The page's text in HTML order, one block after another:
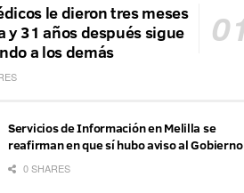
le dieron tres meses
y 31 años después sigue
a los demás
Servicios de Información en Melilla se
reafirman en que sí hubo aviso al Gobierno
0 SHARES